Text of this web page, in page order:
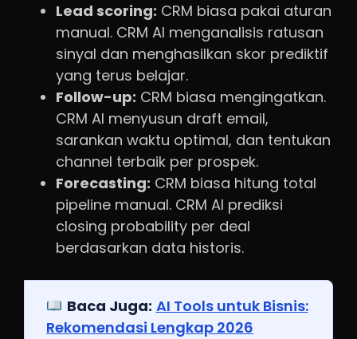
Lead scoring: CRM biasa pakai aturan
manual. CRM AI menganalisis ratusan
sinyal dan menghasilkan skor prediktif
yang terus belajar.
Follow-up: CRM biasa mengingatkan.
CRM AI menyusun draft email,
sarankan waktu optimal, dan tentukan
channel terbaik per prospek.
Forecasting: CRM biasa hitung total
pipeline manual. CRM AI prediksi
closing probability per deal
berdasarkan data historis.
Baca Juga: AI Tools untuk Bisnis:
Rekomendasi Lengkap 2026